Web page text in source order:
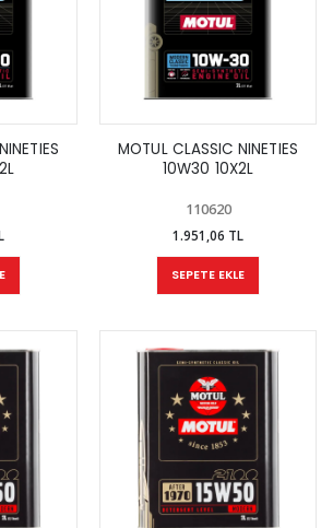
MOTUL CLASSIC NINETIES
10W30 10X2L
110620
1.951,06 TL
SEPETE EKLE